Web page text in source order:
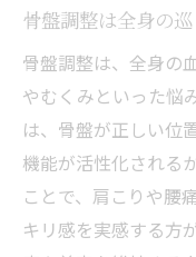
骨盤調整は全身の
骨盤調整は、全身の
やむくみといった悩
は、骨盤が正しい位
機能が活性化される
ことで、肩こりや腰
キリ感を実感する方